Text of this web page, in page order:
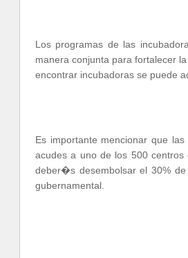
Los programas de las
manera conjunta para fortalecer
encontrar incubadoras se puede
Es importante mencionar que
acudes a uno de los 500
deber�s desembolsar el 30%
gubernamental.